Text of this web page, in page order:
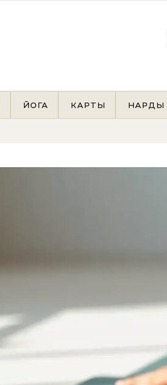
ЙОГА КАРТЫ НАРДЫ